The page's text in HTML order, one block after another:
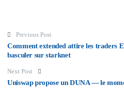
Post navigation
Previous Post
Comment extended attire les traders
basculer sur starknet
Next Post
Uniswap propose un DUNA — le